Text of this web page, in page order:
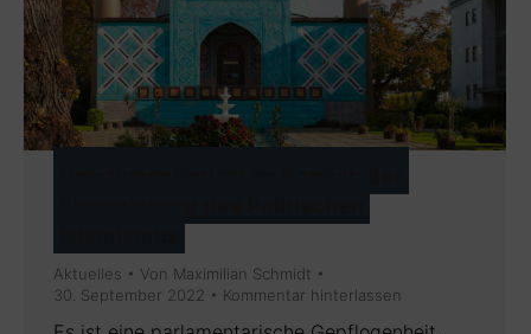
Aktuelles Von Maximilian Schmidt
30. September 2022
Kommentar hinterlassen